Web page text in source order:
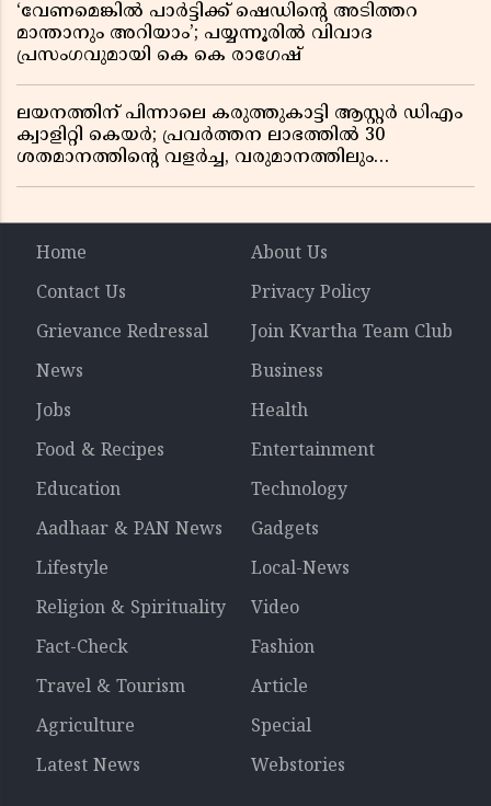
‘വേണമെങ്കിൽ പാർട്ടിക്ക് ഷെഡിൻ്റെ അടിത്തറ
മാന്താനും അറിയാം’; പയ്യന്നൂരിൽ വിവാദ
പ്രസംഗവുമായി കെ കെ രാഗേഷ്
ലയനത്തിന് പിന്നാലെ കരുത്തുകാട്ടി ആസ്റ്റർ ഡിഎം
ക്വാളിറ്റി കെയർ; പ്രവർത്തന ലാഭത്തിൽ 30
ശതമാനത്തിൻ്റെ വളർച്ച, വരുമാനത്തിലും
Home
About Us
Contact Us
Privacy Policy
Grievance Redressal
Join Kvartha Team Club
News
Business
Jobs
Health
Food & Recipes
Entertainment
Education
Technology
Aadhaar & PAN News
Gadgets
Lifestyle
Local-News
Religion & Spirituality
Video
Fact-Check
Fashion
Travel & Tourism
Article
Agriculture
Special
Latest News
Webstories